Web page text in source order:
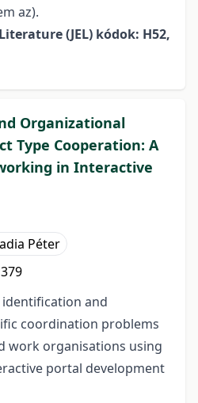
az).
(JEL) kódok: H52,
Organizational
Type Cooperation: A
in Interactive
Péter
379
and
coordination problems
work organisations using
portal development